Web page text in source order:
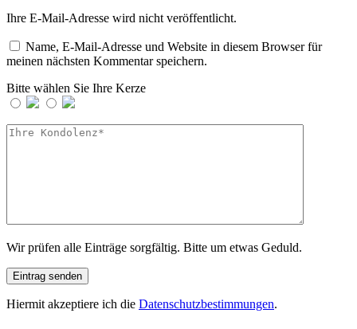
Ihre E-Mail-Adresse wird nicht veröffentlicht.
Name, E-Mail-Adresse und Website in diesem Browser für
meinen nächsten Kommentar speichern.
Bitte wählen Sie Ihre Kerze
Wir prüfen alle Einträge sorgfältig. Bitte um etwas Geduld.
Hiermit akzeptiere ich die Datenschutzbestimmungen.